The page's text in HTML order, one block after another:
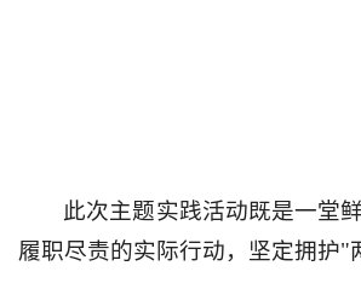
此次主题实践活动既是一堂
履职尽责的实际行动，坚定拥护"